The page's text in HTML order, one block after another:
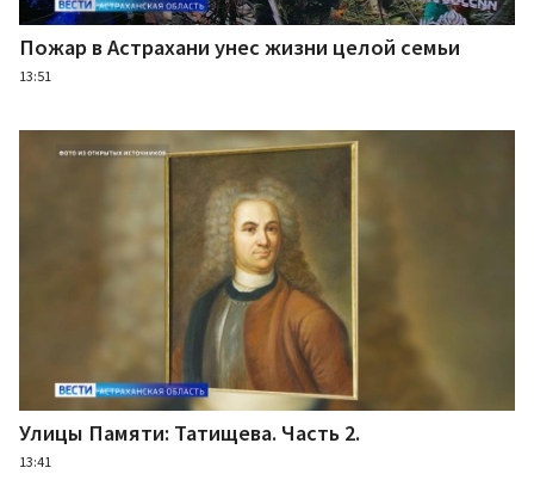
Пожар в Астрахани унес жизни целой семьи
13:51
Улицы Памяти: Татищева. Часть 2.
13:41